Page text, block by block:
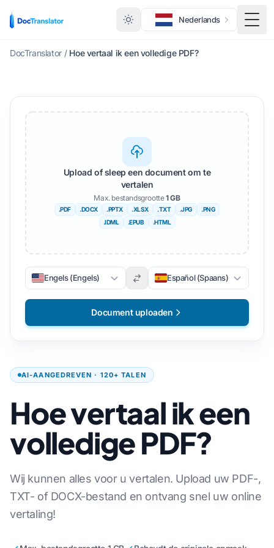
Nederlands
DocTranslator / Hoe vertaal ik een volledige PDF?
AI-AANGEDREVEN · 120+ TALEN
Hoe vertaal ik een
volledige PDF?
Wij kunnen alles voor u vertalen. Upload uw PDF-,
TXT- of DOCX-bestand en ontvang snel uw online
vertaling!
Upload of sleep een document om te
vertalen
Max. bestandsgrootte1 GB
.PDF .DOCX .PPTX .XLSX .TXT .JPG
.PNG
.IDML
.EPUB .HTML
Engels (Engels) Español (Spaans)
Document uploaden